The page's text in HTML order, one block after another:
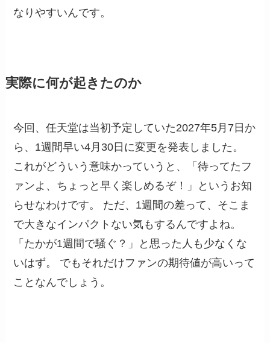
なりやすいんです。
実際に何が起きたのか
今回、任天堂は当初予定していた2027年5月7日か
ら、1週間早い4月30日に変更を発表しました。
これがどういう意味かっていうと、「待ってたフ
ァンよ、ちょっと早く楽しめるぞ！」というお知
らせなわけです。 ただ、1週間の差って、そこま
で大きなインパクトない気もするんですよね。
「たかが1週間で騒ぐ？」と思った人も少なくな
いはず。 でもそれだけファンの期待値が高いって
ことなんでしょう。